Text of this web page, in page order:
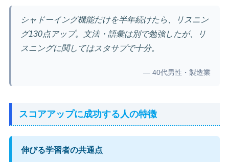
シャドーイング機能だけを半年続けたら、リスニン
グ130点アップ。文法・語彙は別で勉強したが、リ
スニングに関してはスタサプで十分。
— 40代男性・製造業
スコアアップに成功する人の特徴
伸びる学習者の共通点